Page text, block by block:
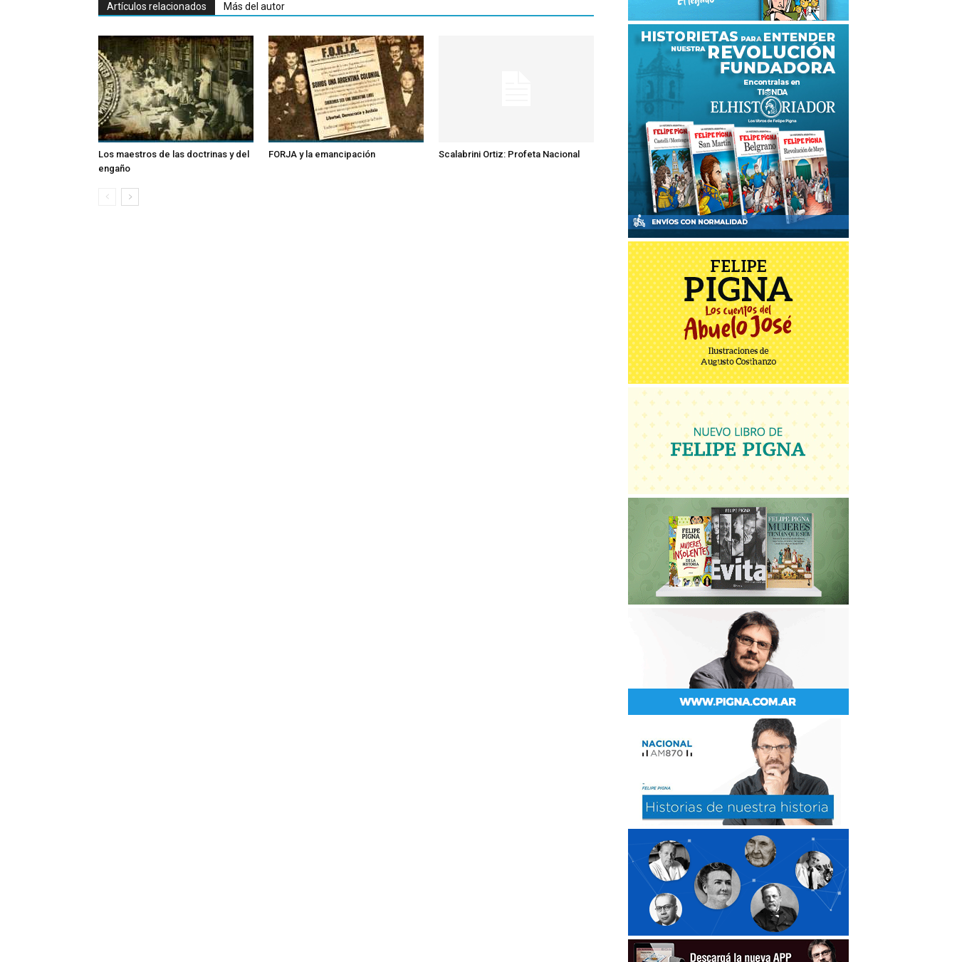
Artículos relacionados Más del autor
Los maestros de las doctrinas y del
engaño
FORJA y la emancipación Scalabrini Ortiz: Profeta Nacional